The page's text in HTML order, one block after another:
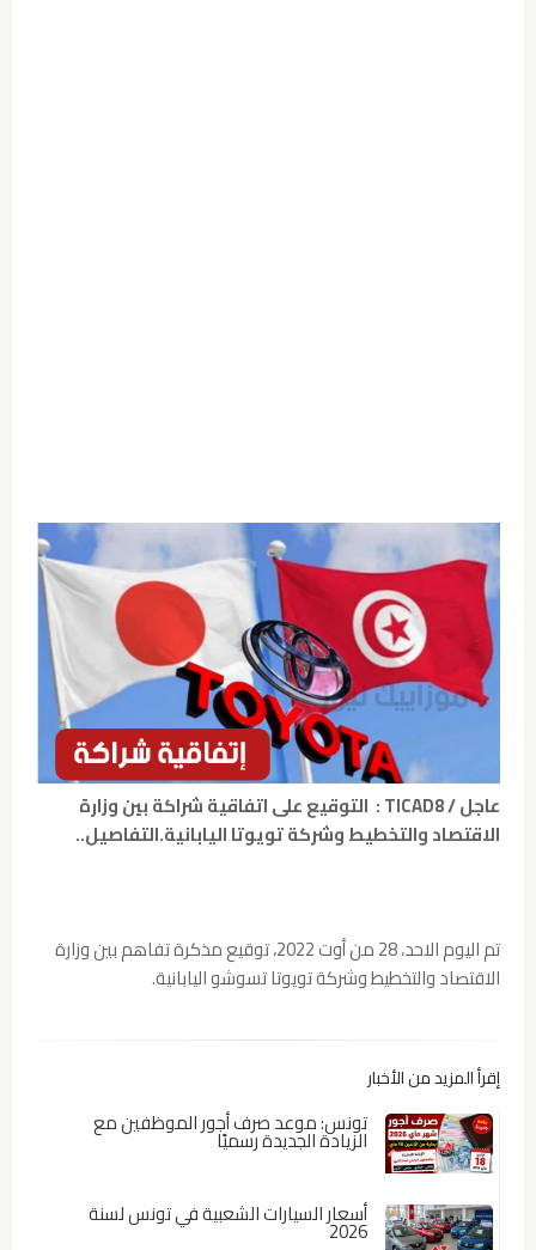
عاجل / TICAD8 : التوقيع على اتفاقية شراكة بين وزارة
الاقتصاد والتخطيط وشركة تويوتا اليابانية.التفاصيل..
تم اليوم الاحد، 28 من أوت 2022، توقيع مذكرة تفاهم بين وزارة
الاقتصاد والتخطيط وشركة تويوتا تسوشو اليابانية.
إقرأ المزيد من الأخبار
تونس: موعد صرف أجور الموظفين مع
الزيادة الجديدة رسميًا
أسعار السيارات الشعبية في تونس لسنة
2026